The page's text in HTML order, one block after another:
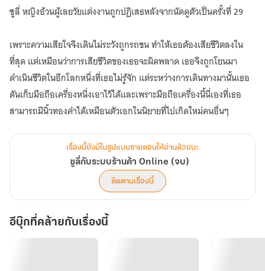
ค้า
(จบ)
ซูลี่ หญิงอ้วนผู้เลยวัยแต่งงานถูกปฏิเสธหลังจากนัดดูตัวเป็นครั้งที่ 29
เพราะความเสียใจจึงเดินไม่ระวังถูกรถชน ทำให้เธอต้องเสียชีวิตลงใน
ที่สุด แต่เหมือนว่าการเสียชีวิตของเธอจะผิดพลาด เธอจึงถูกโยนมา
ดำเนินชีวิตในอีกโลกหนึ่งที่เธอไม่รู้จัก แต่ระหว่างการเดินทางมานั้นเธอ
ดันเก็บมือถือเครื่องหนึ่งเอาไว้ได้และเพราะมือถือเครื่องนี้นี่เองที่เธอ
สามารถมีนิ้วทองคำได้เหมือนตัวเอกในนิยายที่ไปเกิดใหม่คนอื่นๆ
เรื่องนี้ยังมีในรูปแบบรายตอนให้อ่านด้วยนะ
ซูลี่กับระบบร้านค้า Online (จบ)
ติดตามเรื่องนี้
อีบุ๊กที่คล้ายกับเรื่องนี้